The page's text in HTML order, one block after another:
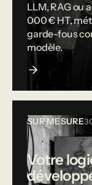
LLM, RAG ou
000 € HT,
garde-fous
modèle.
SUR MESURE
Votre